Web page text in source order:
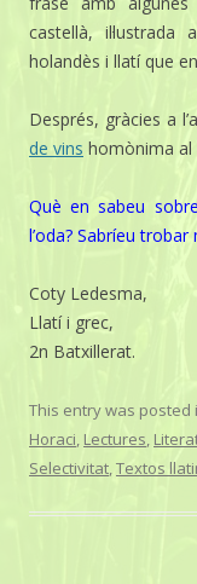
castellà,
holandès i llatí que
Després, gràcies a
de vins homònima al
Què en sabeu
l’oda? Sabríeu
Coty Ledesma,
Llatí i grec,
2n Batxillerat.
This entry was posted
Horaci, Lectures,
Selectivitat,Textos